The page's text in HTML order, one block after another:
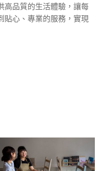
高品質的生活體驗，讓每
貼心、專業的服務，實現